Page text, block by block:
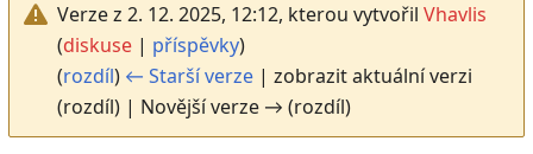
Verze z 2. 12. 2025, 12:12, kterou vytvořil Vhavlis
(diskuse| příspěvky)
(rozdíl) ← Starší verze| zobrazit aktuální verzi
(rozdíl) | Novější verze → (rozdíl)